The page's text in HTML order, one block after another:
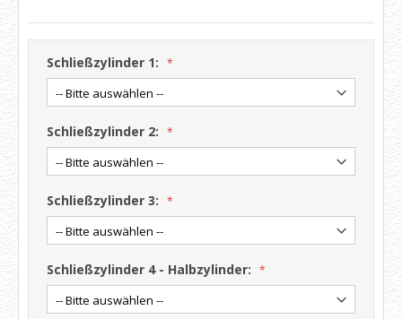
Schließzylinder 1:
Schließzylinder 2:
Schließzylinder 3:
Schließzylinder 4 - Halbzylinder: